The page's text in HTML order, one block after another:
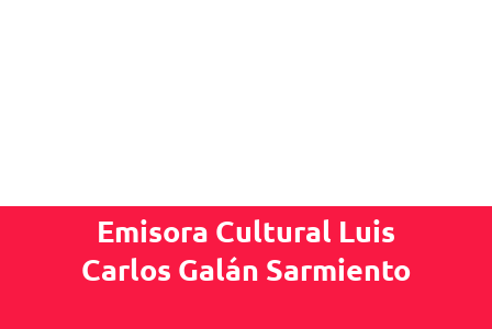
Emisora Cultural Luis
Carlos Galán Sarmiento